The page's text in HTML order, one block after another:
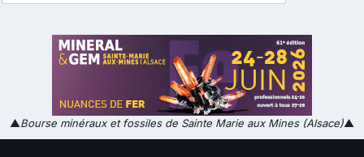
▲Bourse minéraux et fossiles de Sainte Marie aux Mines (Alsace)▲